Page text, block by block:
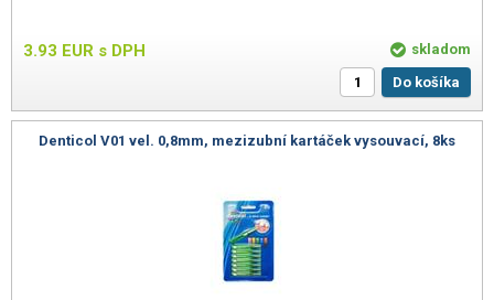
3.93 EUR s DPH
skladom
Do košíka
Denticol V01 vel. 0,8mm, mezizubní kartáček vysouvací, 8ks